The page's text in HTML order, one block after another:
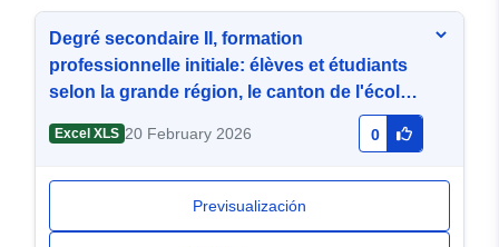
Degré secondaire II, formation
professionnelle initiale: élèves et étudiants
selon la grande région, le canton de l'école,
le mode d'enseignement et le type de
formation
Excel XLS 20 February 2026 0
Previsualización